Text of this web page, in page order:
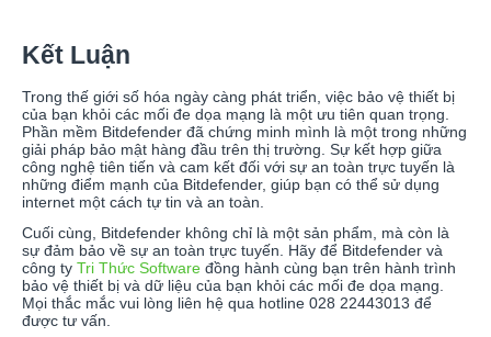
Kết Luận
Trong thế giới số hóa ngày càng phát triển, việc bảo vệ thiết bị
của bạn khỏi các mối đe dọa mạng là một ưu tiên quan trọng.
Phần mềm Bitdefender đã chứng minh mình là một trong những
giải pháp bảo mật hàng đầu trên thị trường. Sự kết hợp giữa
công nghệ tiên tiến và cam kết đối với sự an toàn trực tuyến là
những điểm mạnh của Bitdefender, giúp bạn có thể sử dụng
internet một cách tự tin và an toàn.
Cuối cùng, Bitdefender không chỉ là một sản phẩm, mà còn là
sự đảm bảo về sự an toàn trực tuyến. Hãy để Bitdefender và
công ty Tri Thức Software đồng hành cùng bạn trên hành trình
bảo vệ thiết bị và dữ liệu của bạn khỏi các mối đe dọa mạng.
Mọi thắc mắc vui lòng liên hệ qua hotline 028 22443013 để
được tư vấn.